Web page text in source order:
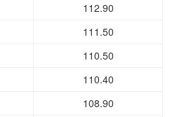
112.90
111.50
110.50
110.40
108.90